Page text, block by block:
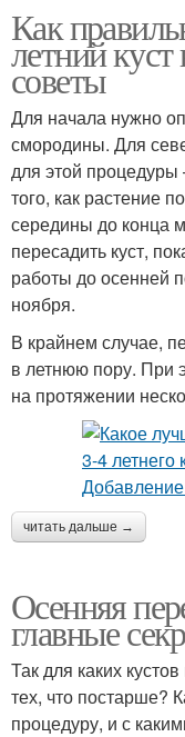
Как
летний
советы
Для начала нужно
смородины. Для
для этой процедуры
того, как растение
середины до конца
пересадить куст,
работы до осенней
ноября.
В крайнем случае,
в летнюю пору. При
на протяжении
читать дальше →
Осенняя
главные
Так для каких
тех, что постарше?
процедуру, и с